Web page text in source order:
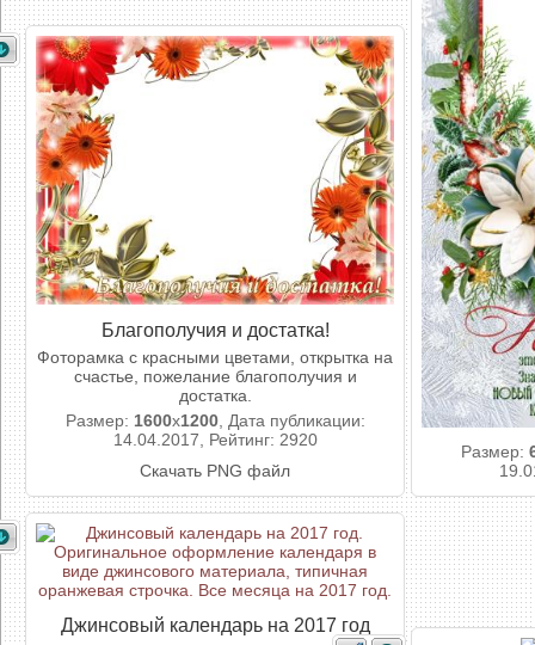
Благополучия и достатка!
Фоторамка с красными цветами, открытка на
счастье, пожелание благополучия и
достатка.
Размер: 1600x1200, Дата публикации:
14.04.2017, Рейтинг: 2920
Скачать PNG файл
Размер:
Джинсовый календарь на 2017 год